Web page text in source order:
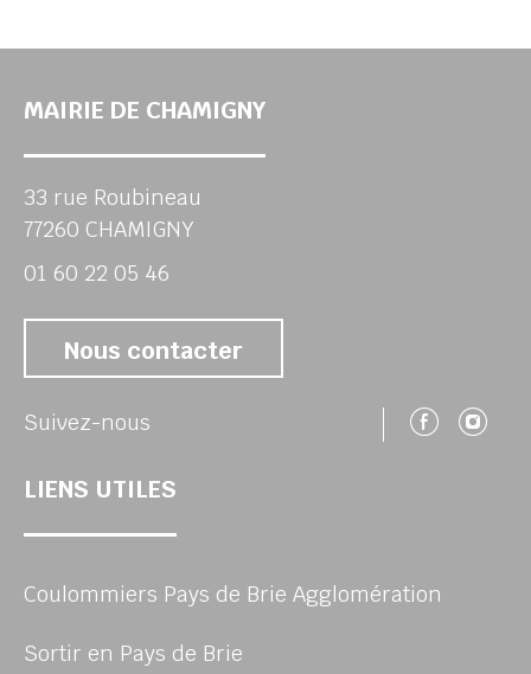
MAIRIE DE CHAMIGNY
33 rue Roubineau
77260 CHAMIGNY
01 60 22 05 46
Nous contacter
Suivez-nous
LIENS UTILES
Coulommiers Pays de Brie Agglomération
Sortir en Pays de Brie